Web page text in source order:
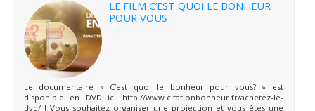
LE FILM C’EST QUOI LE BONHEUR
POUR VOUS
Le documentaire « C’est quoi le bonheur pour vous? » est
disponible en DVD ici http://www.citationbonheur.fr/achetez-le-
dvd/ ! Vous souhaitez organiser une projection et vous êtes une